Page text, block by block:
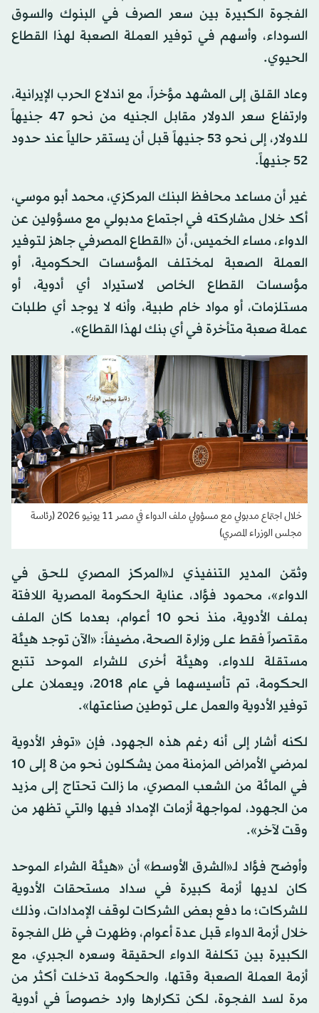
الفجوة الكبيرة بين سعر الصرف في البنوك والسوق
السوداء، وأسهم في توفير العملة الصعبة لهذا القطاع
الحيوي.
وعاد القلق إلى المشهد مؤخراً، مع اندلاع الحرب الإيرانية،
وارتفاع سعر الدولار مقابل الجنيه من نحو 47 جنيهاً
للدولار، إلى نحو 53 جنيهاً قبل أن يستقر حالياً عند حدود
52 جنيهاً.
غير أن مساعد محافظ البنك المركزي، محمد أبو موسي،
أكد خلال مشاركته في اجتماع مدبولي مع مسؤولين عن
الدواء، مساء الخميس، أن «القطاع المصرفي جاهز لتوفير
العملة الصعبة لمختلف المؤسسات الحكومية، أو
مؤسسات القطاع الخاص لاستيراد أي أدوية، أو
مستلزمات، أو مواد خام طبية، وأنه لا يوجد أي طلبات
عملة صعبة متأخرة في أي بنك لهذا القطاع».
خلال اجتماع مدبولي مع مسؤولي ملف الدواء في مصر 11 يونيو 2026 (رئاسة
مجلس الوزراء المصري)
وثمّن المدير التنفيذي لـ«المركز المصري للحق في
الدواء»، محمود فؤاد، عناية الحكومة المصرية اللافتة
بملف الأدوية، منذ نحو 10 أعوام، بعدما كان الملف
مقتصراً فقط على وزارة الصحة، مضيفاً: «الآن توجد هيئة
مستقلة للدواء، وهيئة أخرى للشراء الموحد تتبع
الحكومة، تم تأسيسهما في عام 2018، ويعملان على
توفير الأدوية والعمل على توطين صناعتها».
لكنه أشار إلى أنه رغم هذه الجهود، فإن «توفر الأدوية
لمرضي الأمراض المزمنة ممن يشكلون نحو من 8 إلى 10
في المائة من الشعب المصري، ما زالت تحتاج إلى مزيد
من الجهود، لمواجهة أزمات الإمداد فيها والتي تظهر من
وقت لآخر».
وأوضح فؤاد لـ«الشرق الأوسط» أن «هيئة الشراء الموحد
كان لديها أزمة كبيرة في سداد مستحقات الأدوية
للشركات؛ ما دفع بعض الشركات لوقف الإمدادات، وذلك
خلال أزمة الدواء قبل عدة أعوام، وظهرت في ظل الفجوة
الكبيرة بين تكلفة الدواء الحقيقة وسعره الجبري، مع
أزمة العملة الصعبة وقتها، والحكومة تدخلت أكثر من
مرة لسد الفجوة، لكن تكرارها وارد خصوصاً في أدوية